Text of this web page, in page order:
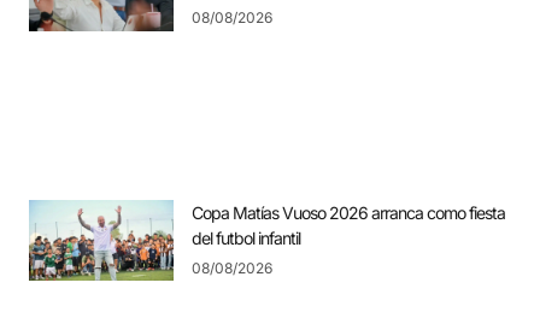
08/08/2026
Copa Matías Vuoso 2026 arranca como fiesta
del futbol infantil
08/08/2026